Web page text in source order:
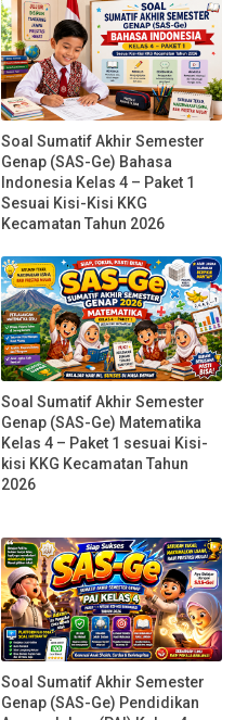
Soal Sumatif Akhir Semester
Genap (SAS-Ge) Bahasa
Indonesia Kelas 4 – Paket 1
Sesuai Kisi-Kisi KKG
Kecamatan Tahun 2026
Soal Sumatif Akhir Semester
Genap (SAS-Ge) Matematika
Kelas 4 – Paket 1 sesuai Kisi-
kisi KKG Kecamatan Tahun
2026
Soal Sumatif Akhir Semester
Genap (SAS-Ge) Pendidikan